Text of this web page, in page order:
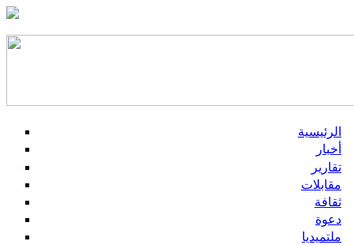
الرئيسية
أخبار
تقارير
مقابلات
ثقافة
دعوة
ملتميديا